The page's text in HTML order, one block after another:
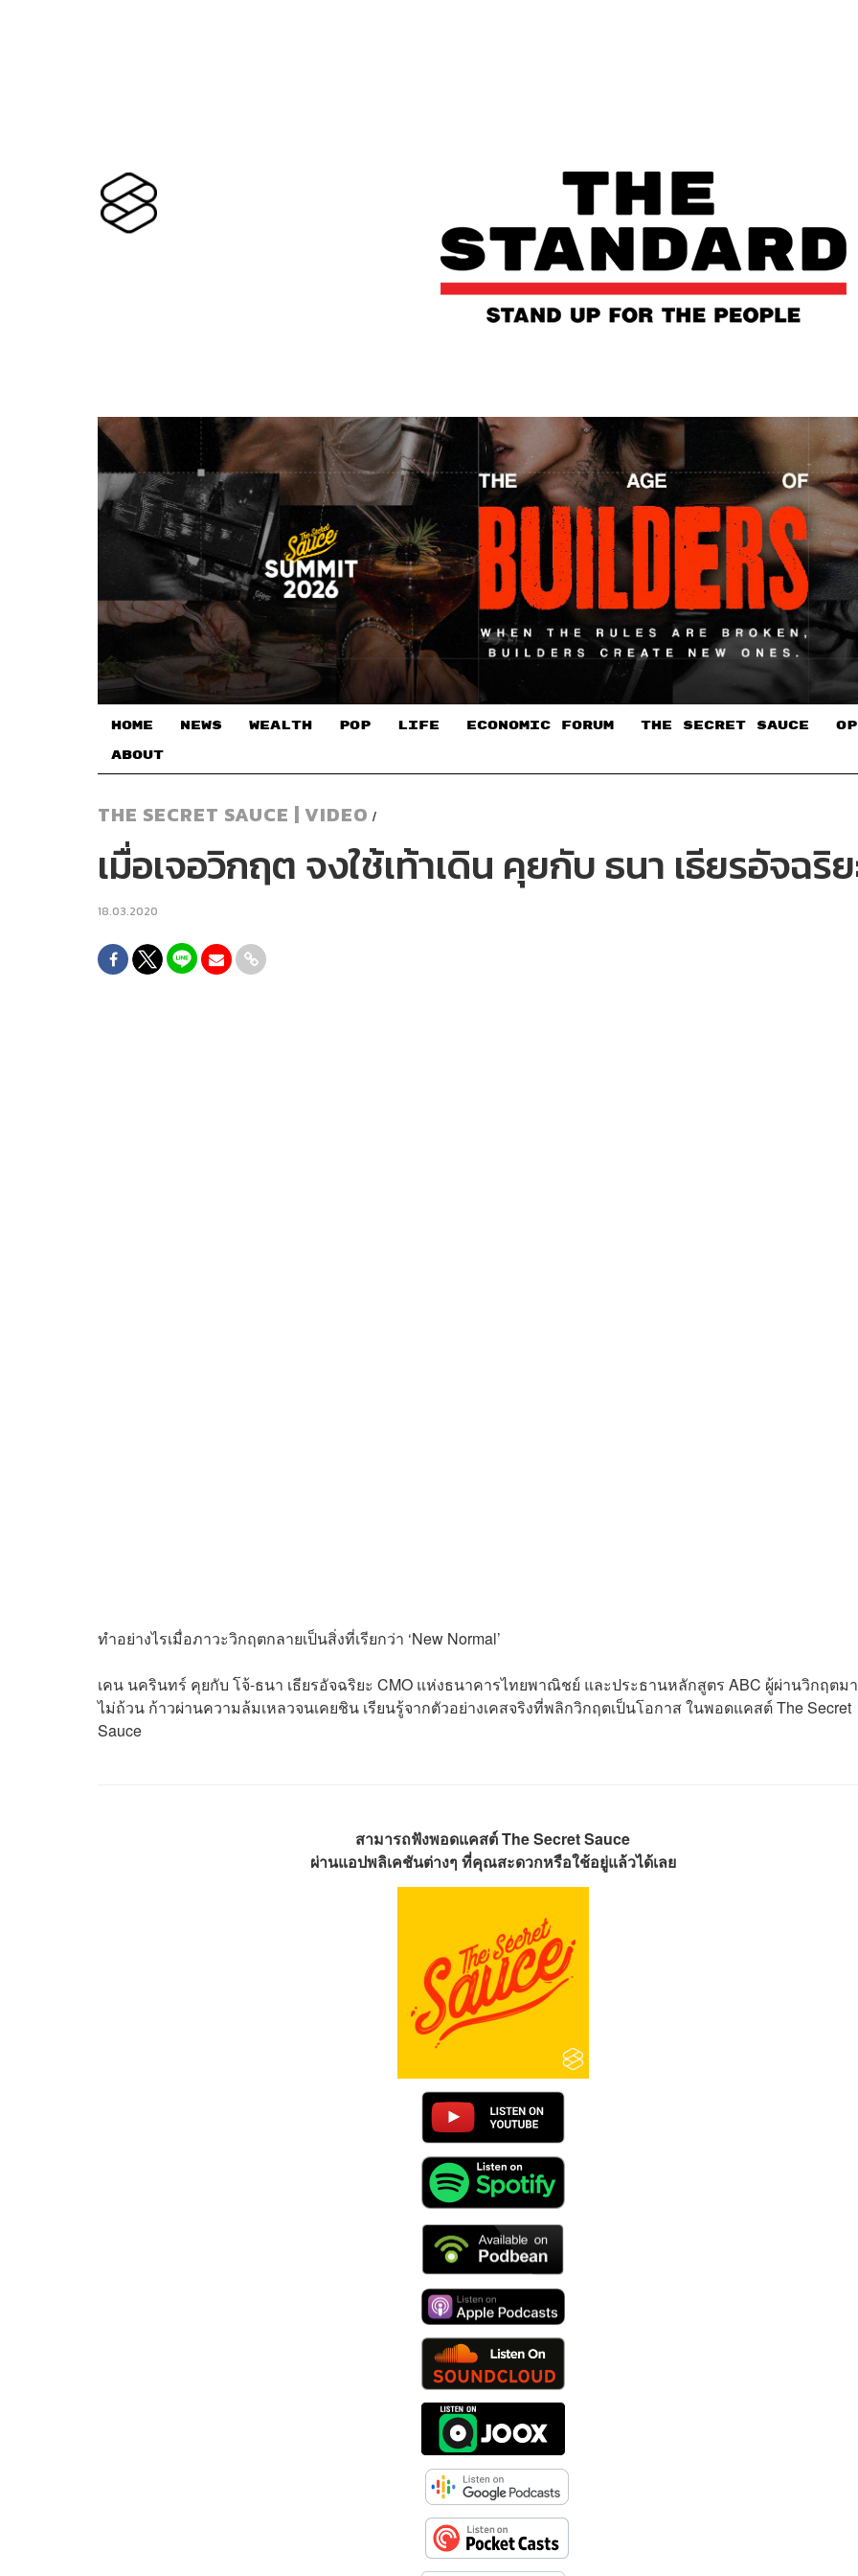
HOME NEWS WEALTH POP LIFE ECONOMIC FORUM THE SECRET SAUCE​
ABOUT
THE SECRET SAUCE | VIDEO /
เมื่อเจอวิกฤต จงใช้เท้าเดิน คุยกับ ธนา เธียรอัจฉ
18.03.2020
ทำอย่างไรเมื่อภาวะวิกฤตกลายเป็นสิ่งที่เรียกว่า ‘New Normal’
เคน นครินทร์ คุยกับ โจ้-ธนา เธียรอัจฉริยะ CMO แห่งธนาคารไทยพาณิชย์ และประธานหลักสูตร ABC ผู้ผ่านวิกฤตม
ไม่ถ้วน ก้าวผ่านความล้มเหลวจนเคยชิน เรียนรู้จากตัวอย่างเคสจริงที่พลิกวิกฤตเป็นโอกาส ในพอดแคสต์ The Secret
Sauce
สามารถฟังพอดแคสต์ The Secret Sauce
ผ่านแอปพลิเคชันต่างๆ ที่คุณสะดวกหรือใช้อยู่แล้วได้เลย